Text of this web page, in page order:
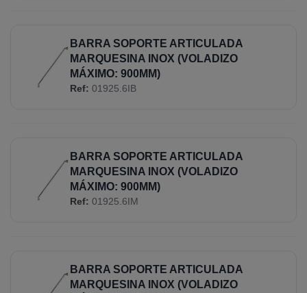
BARRA SOPORTE ARTICULADA
MARQUESINA INOX (VOLADIZO
MÁXIMO: 900MM)
Ref: 01925.6IB
BARRA SOPORTE ARTICULADA
MARQUESINA INOX (VOLADIZO
MÁXIMO: 900MM)
Ref: 01925.6IM
BARRA SOPORTE ARTICULADA
MARQUESINA INOX (VOLADIZO